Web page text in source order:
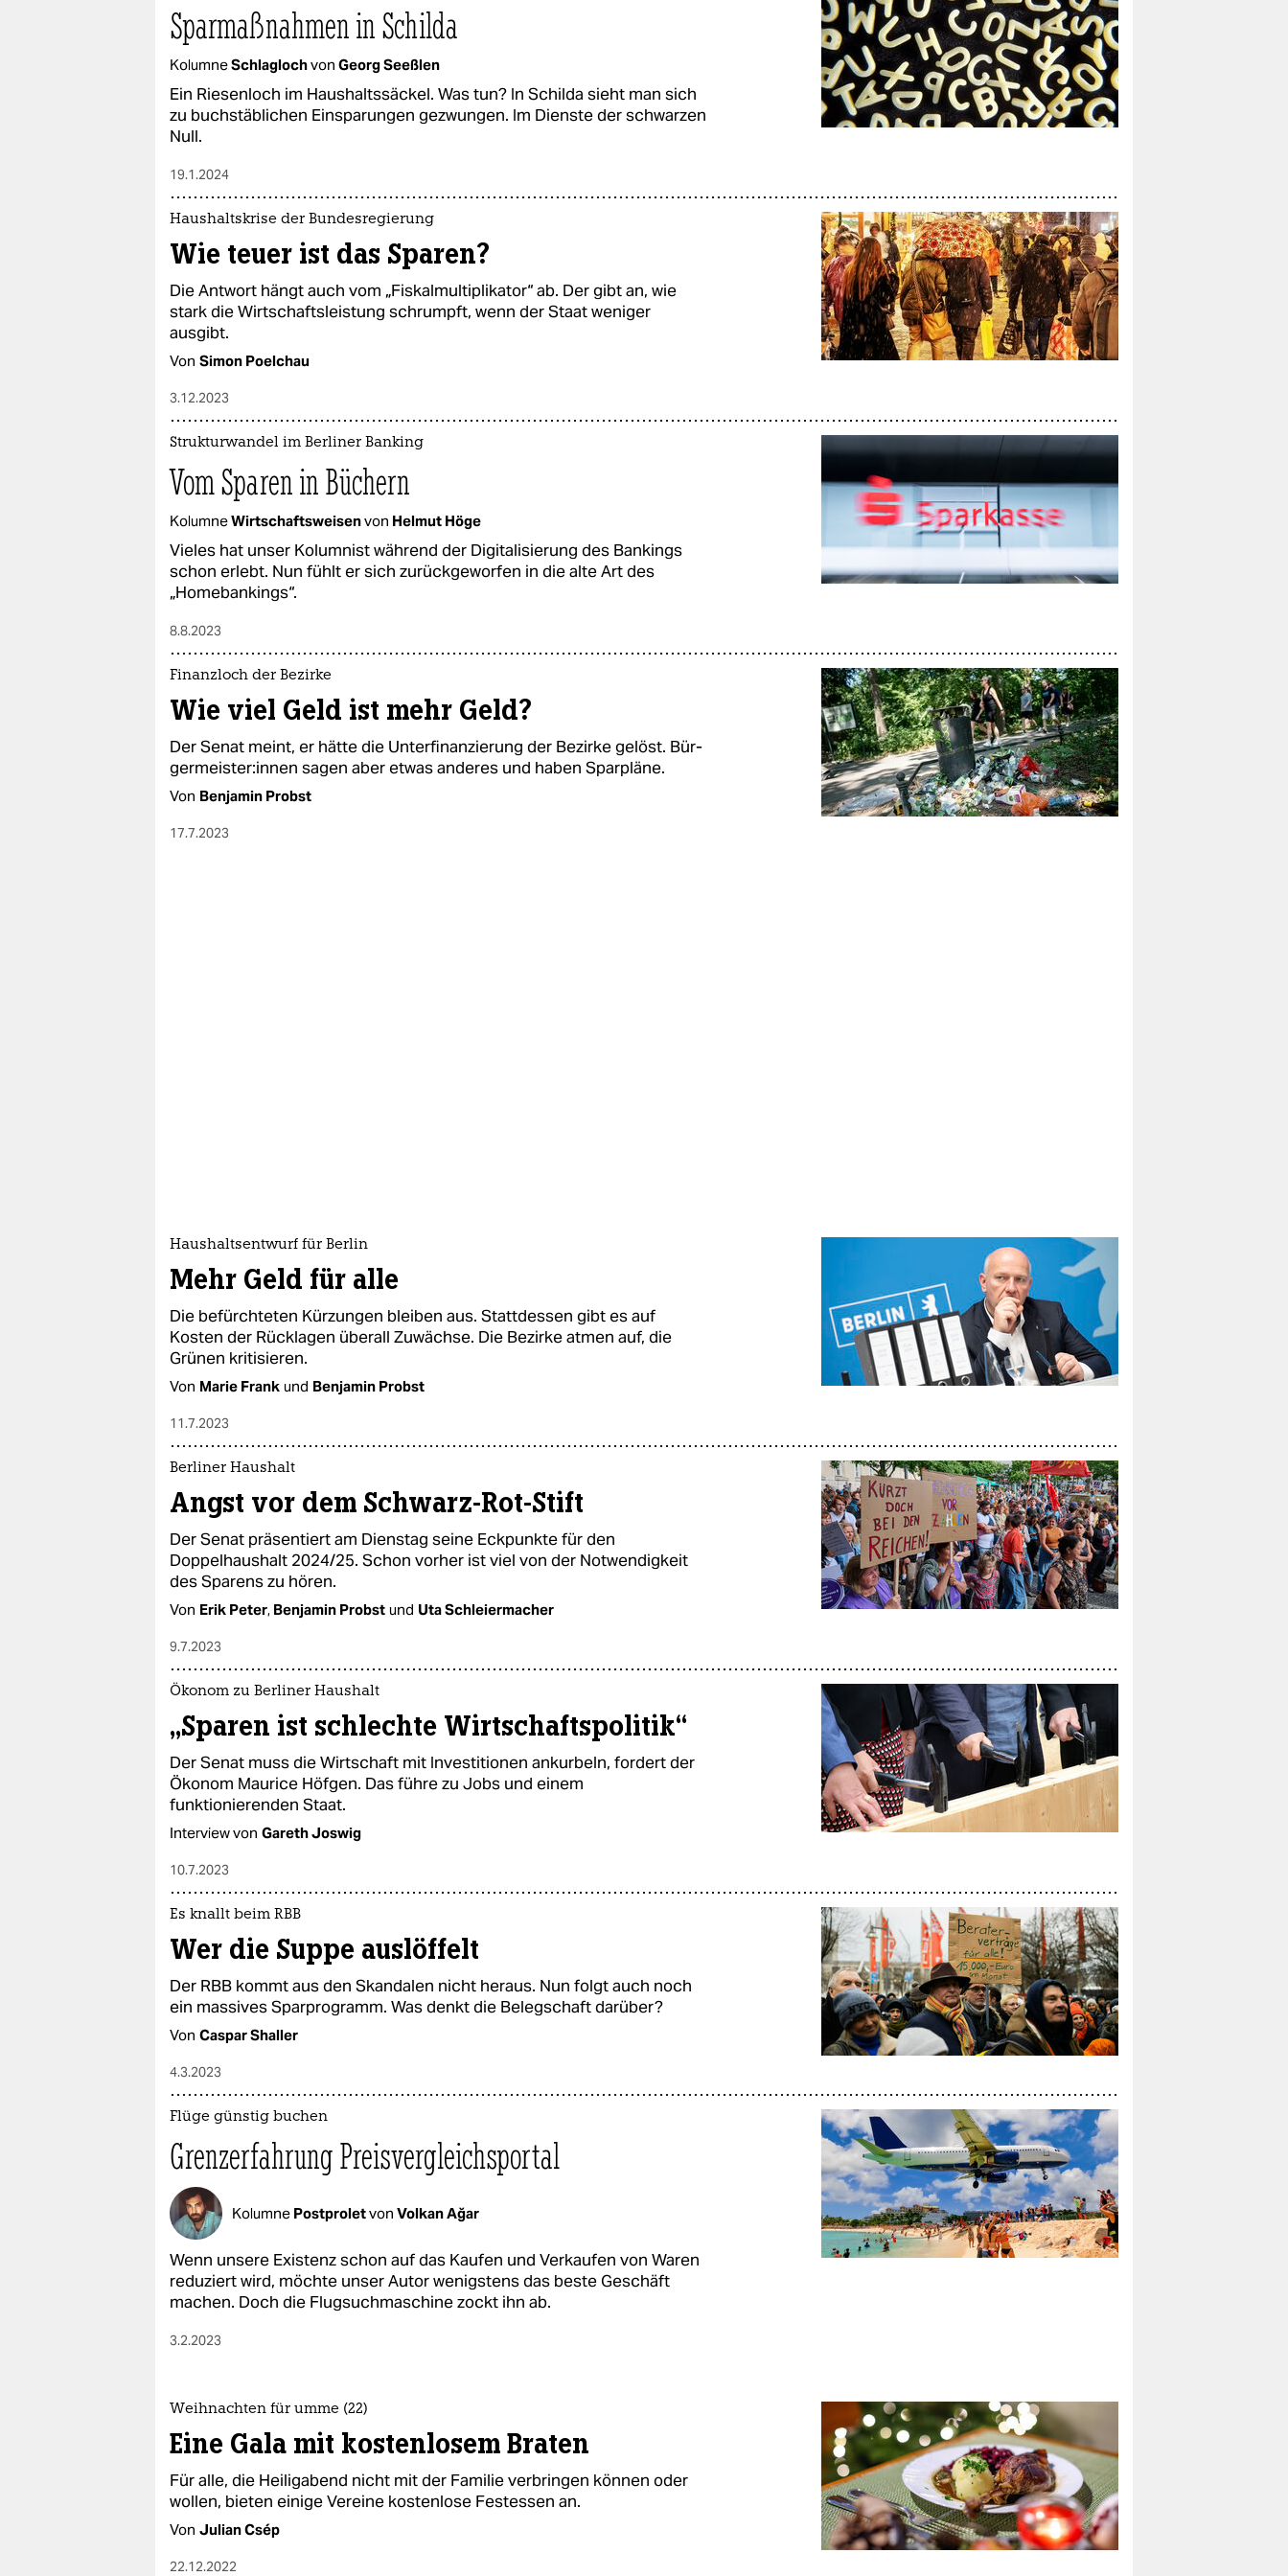
Sparmaßnahmen in Schilda
KolumneSchlaglochvon Georg Seeßlen
Ein Riesenloch im Haushaltssäckel. Was tun? In Schilda sieht man sich
zu buchstäblichen Einsparungen gezwungen. Im Dienste der schwarzen
Null.
19.1.2024
Haushaltskrise der Bundesregierung
Wie teuer ist das Sparen?
Die Antwort hängt auch vom „Fiskalmultiplikator“ ab. Der gibt an, wie
stark die Wirtschaftsleistung schrumpft, wenn der Staat weniger
ausgibt.
Von Simon Poelchau
3.12.2023
Strukturwandel im Berliner Banking
Vom Sparen in Büchern
KolumneWirtschaftsweisenvon Helmut Höge
Vieles hat unser Kolumnist während der Digitalisierung des Bankings
schon erlebt. Nun fühlt er sich zurückgeworfen in die alte Art des
„Homebankings“.
8.8.2023
Finanzloch der Bezirke
Wie viel Geld ist mehr Geld?
Der Senat meint, er hätte die Unterfinanzierung der Bezirke gelöst. Bür­
ger­meis­te­r:in­nen sagen aber etwas anderes und haben Sparpläne.
Von Benjamin Probst
17.7.2023
Haushaltsentwurf für Berlin
Mehr Geld für alle
Die befürchteten Kürzungen bleiben aus. Stattdessen gibt es auf
Kosten der Rücklagen überall Zuwächse. Die Bezirke atmen auf, die
Grünen kritisieren.
Von Marie Frank und Benjamin Probst
11.7.2023
Berliner Haushalt
Angst vor dem Schwarz-Rot-Stift
Der Senat präsentiert am Dienstag seine Eckpunkte für den
Doppelhaushalt 2024/25. Schon vorher ist viel von der Notwendigkeit
des Sparens zu hören.
Von Erik Peter, Benjamin Probst und Uta Schleiermacher
9.7.2023
Ökonom zu Berliner Haushalt
„Sparen ist schlechte Wirtschaftspolitik“
Der Senat muss die Wirtschaft mit Investitionen ankurbeln, fordert der
Ökonom Maurice Höfgen. Das führe zu Jobs und einem
funktionierenden Staat.
Interview von Gareth Joswig
10.7.2023
Es knallt beim RBB
Wer die Suppe auslöffelt
Der RBB kommt aus den Skandalen nicht heraus. Nun folgt auch noch
ein massives Sparprogramm. Was denkt die Belegschaft darüber?
Von Caspar Shaller
4.3.2023
Flüge günstig buchen
Grenzerfahrung Preisvergleichsportal
Kolumne Postproletvon Volkan Ağar
Wenn unsere Existenz schon auf das Kaufen und Verkaufen von Waren
reduziert wird, möchte unser Autor wenigstens das beste Geschäft
machen. Doch die Flugsuchmaschine zockt ihn ab.
3.2.2023
Weihnachten für umme (22)
Eine Gala mit kostenlosem Braten
Für alle, die Heiligabend nicht mit der Familie verbringen können oder
wollen, bieten einige Vereine kostenlose Festessen an.
Von Julian Csép
22.12.2022